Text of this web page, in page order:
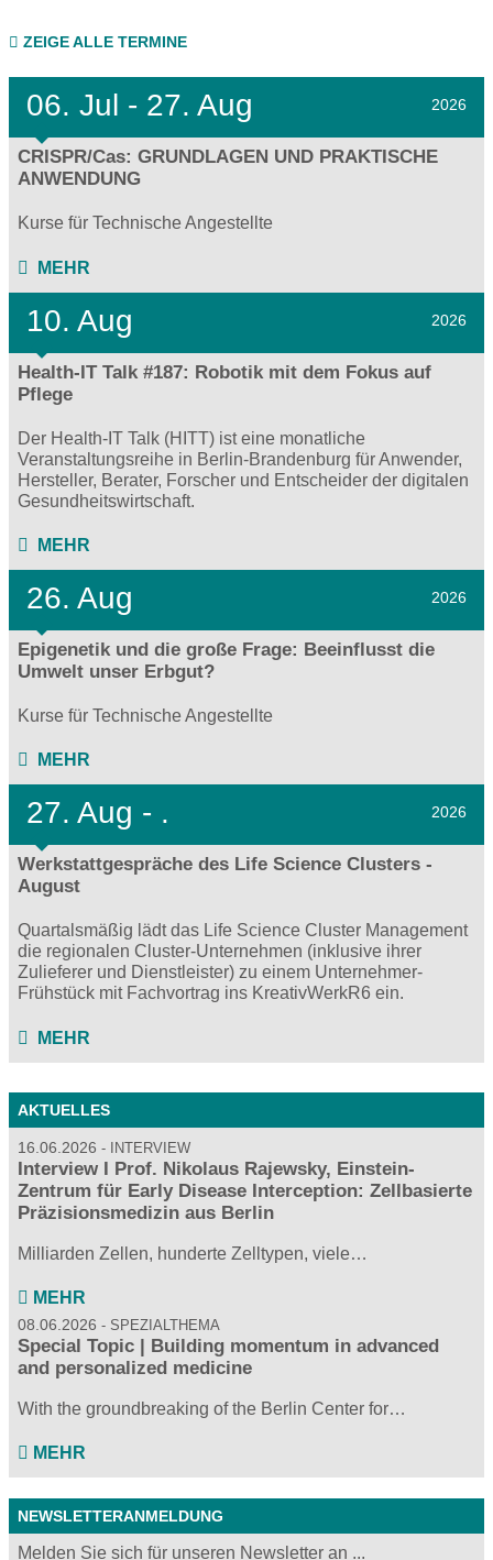
ZEIGE ALLE TERMINE
06. Jul - 27. Aug 2026
CRISPR/Cas: GRUNDLAGEN UND PRAKTISCHE
ANWENDUNG
Kurse für Technische Angestellte
MEHR
10. Aug 2026
Health-IT Talk #187: Robotik mit dem Fokus auf
Pflege
Der Health-IT Talk (HITT) ist eine monatliche
Veranstaltungsreihe in Berlin-Brandenburg für Anwender,
Hersteller, Berater, Forscher und Entscheider der digitalen
Gesundheitswirtschaft.
MEHR
26. Aug 2026
Epigenetik und die große Frage: Beeinflusst die
Umwelt unser Erbgut?
Kurse für Technische Angestellte
MEHR
27. Aug - . 2026
Werkstattgespräche des Life Science Clusters -
August
Quartalsmäßig lädt das Life Science Cluster Management
die regionalen Cluster-Unternehmen (inklusive ihrer
Zulieferer und Dienstleister) zu einem Unternehmer-
Frühstück mit Fachvortrag ins KreativWerkR6 ein.
MEHR
AKTUELLES
16.06.2026 INTERVIEW
Interview I Prof. Nikolaus Rajewsky, Einstein-
Zentrum für Early Disease Interception: Zellbasierte
Präzisionsmedizin aus Berlin
Milliarden Zellen, hunderte Zelltypen, viele…
MEHR
08.06.2026 SPEZIALTHEMA
Special Topic | Building momentum in advanced
and personalized medicine
With the groundbreaking of the Berlin Center for…
MEHR
NEWSLETTERANMELDUNG
Melden Sie sich für unseren Newsletter an ...